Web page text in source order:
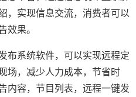
，实现信息交流，消费者可以
效果。
系统软件，可以实现远程定
场，减少人力成本，节省时
内容，节目列表，远程一键发